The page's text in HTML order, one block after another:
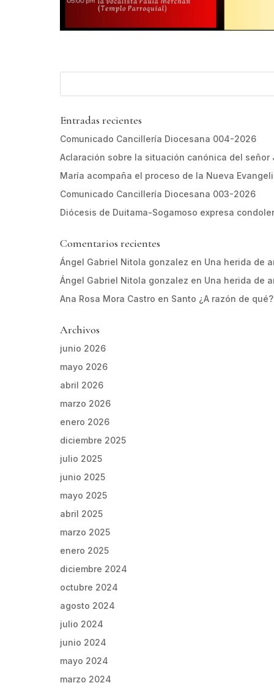
Entradas recientes
Comunicado Cancillería Diocesana 004-2026
Aclaración sobre la situación canónica del señor
María acompaña el proceso de la Nueva
Comunicado Cancillería Diocesana 003-2026
Diócesis de Duitama-Sogamoso expresa
Comentarios recientes
Ángel Gabriel Nitola gonzalez en Una herida de
Ángel Gabriel Nitola gonzalez en Una herida de
Ana Rosa Mora Castro en Santo ¿A razón de qué?
Archivos
junio 2026
mayo 2026
abril 2026
marzo 2026
enero 2026
diciembre 2025
julio 2025
junio 2025
mayo 2025
abril 2025
marzo 2025
enero 2025
diciembre 2024
octubre 2024
agosto 2024
julio 2024
junio 2024
mayo 2024
marzo 2024